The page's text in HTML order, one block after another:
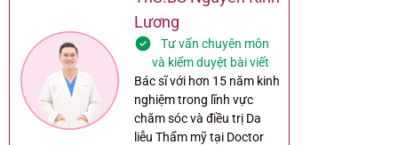
Lương
Tư vấn chuyên môn
và kiểm duyệt bài viết
Bác sĩ với hơn 15 năm kinh
nghiệm trong lĩnh vực
chăm sóc và điều trị Da
liễu Thẩm mỹ tại Doctor